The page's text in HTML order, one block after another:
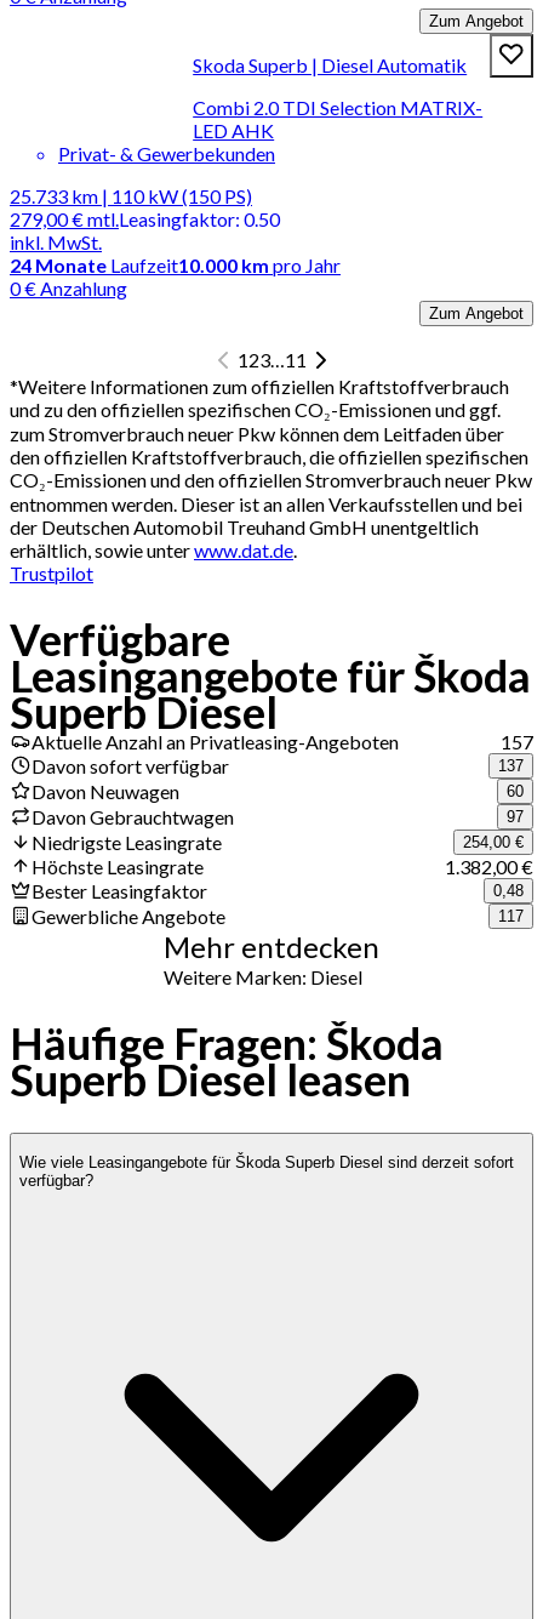
Zum Angebot
Skoda Superb | Diesel Automatik
Combi 2.0 TDI Selection MATRIX-
LED AHK
Privat- & Gewerbekunden
25.733 km | 110 kW (150 PS)
279,00 €mtl.
inkl. MwSt.
Leasingfaktor: 0.50
24 Monate Laufzeit10.000 km pro Jahr
0 € Anzahlung
Zum Angebot
123…11
*Weitere Informationen zum offiziellen Kraftstoffverbrauch
und zu den offiziellen spezifischen CO₂-Emissionen und ggf.
zum Stromverbrauch neuer Pkw können dem Leitfaden über
den offiziellen Kraftstoffverbrauch, die offiziellen spezifischen
CO₂-Emissionen und den offiziellen Stromverbrauch neuer Pkw
entnommen werden. Dieser ist an allen Verkaufsstellen und bei
der Deutschen Automobil Treuhand GmbH unentgeltlich
erhältlich, sowie unterwww.dat.de
Trustpilot
Verfügbare
Leasingangebote für Škoda
Superb Diesel
Aktuelle Anzahl an Privatleasing-Angeboten
157
Davon sofort verfügbar
137
Davon Neuwagen 60
Davon Gebrauchtwagen 97
Niedrigste Leasingrate 254,00 €
Höchste Leasingrate
1.382,00 €
Bester Leasingfaktor
0,48
Gewerbliche Angebote 117
Mehr entdecken
Weitere Marken: Diesel
Häufige Fragen: Škoda
Superb Diesel leasen
Wie viele Leasingangebote für Škoda Superb Diesel sind derzeit sofort
verfügbar?